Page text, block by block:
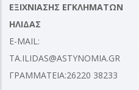
ΕΞΙΧΝΙΑΣΗΣ ΕΓΚΛΗΜΑΤΩΝ
ΗΛΙΔΑΣ
E-MAIL:
TA.ILIDAS@ASTYNOMIA.GR
ΓΡΑΜΜΑΤΕΙΑ:26220 38233